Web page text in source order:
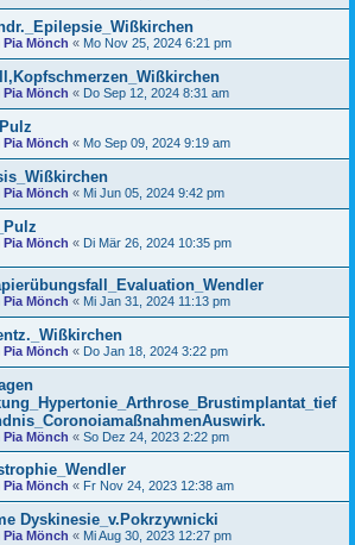
Pia Mönch « Mo Nov 25, 2024 6:21 pm
Pia Mönch « Do Sep 12, 2024 8:31 am
Pia Mönch « Mo Sep 09, 2024 9:19 am
Pia Mönch « Mi Jun 05, 2024 9:42 pm
Pia Mönch « Di Mär 26, 2024 10:35 pm
Pia Mönch « Mi Jan 31, 2024 11:13 pm
Pia Mönch « Do Jan 18, 2024 3:22 pm
Pia Mönch « So Dez 24, 2023 2:22 pm
Pia Mönch « Fr Nov 24, 2023 12:38 am
Dyskinesie_v.Pokrzywnicki
Pia Mönch « Mi Aug 30, 2023 12:27 pm